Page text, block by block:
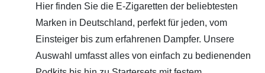
Hier finden Sie die E-Zigaretten der beliebtesten
Marken in Deutschland, perfekt für jeden, vom
Einsteiger bis zum erfahrenen Dampfer. Unsere
Auswahl umfasst alles von einfach zu bedienenden